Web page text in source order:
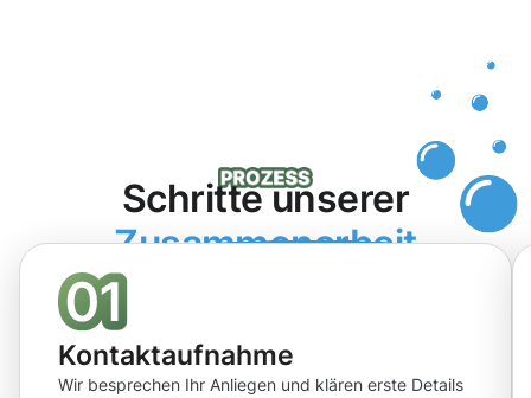
Schritte unserer
Zusammenarbeit
Kontaktaufnahme
Wir besprechen Ihr Anliegen und klären erste Details